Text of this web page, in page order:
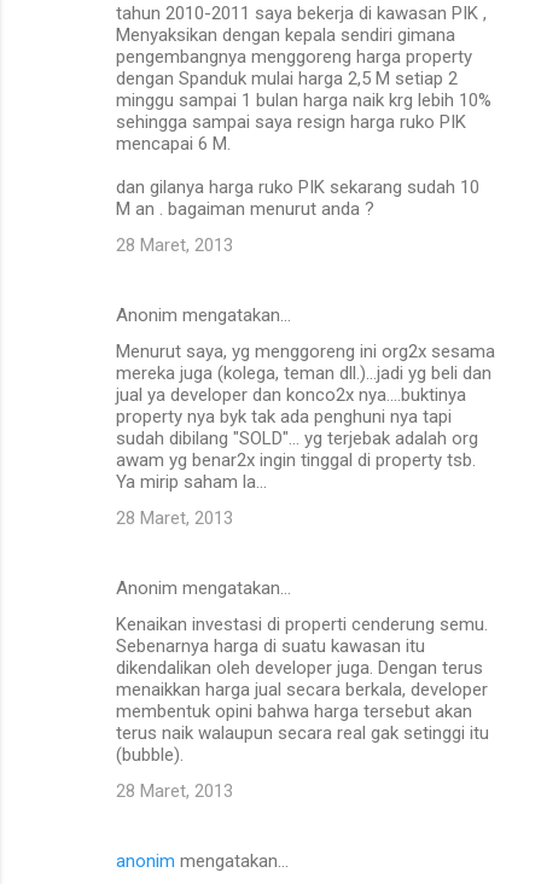
tahun 2010-2011 saya bekerja di kawasan PIK ,
Menyaksikan dengan kepala sendiri gimana
pengembangnya menggoreng harga property
dengan Spanduk mulai harga 2,5 M setiap 2
minggu sampai 1 bulan harga naik krg lebih 10%
sehingga sampai saya resign harga ruko PIK
mencapai 6 M.
dan gilanya harga ruko PIK sekarang sudah 10
M an . bagaiman menurut anda ?
28 Maret, 2013
Anonim mengatakan…
Menurut saya, yg menggoreng ini org2x sesama
mereka juga (kolega, teman dll.)...jadi yg beli dan
jual ya developer dan konco2x nya....buktinya
property nya byk tak ada penghuni nya tapi
sudah dibilang "SOLD"... yg terjebak adalah org
awam yg benar2x ingin tinggal di property tsb.
Ya mirip saham la...
28 Maret, 2013
Anonim mengatakan…
Kenaikan investasi di properti cenderung semu.
Sebenarnya harga di suatu kawasan itu
dikendalikan oleh developer juga. Dengan terus
menaikkan harga jual secara berkala, developer
membentuk opini bahwa harga tersebut akan
terus naik walaupun secara real gak setinggi itu
(bubble).
28 Maret, 2013
anonim mengatakan…